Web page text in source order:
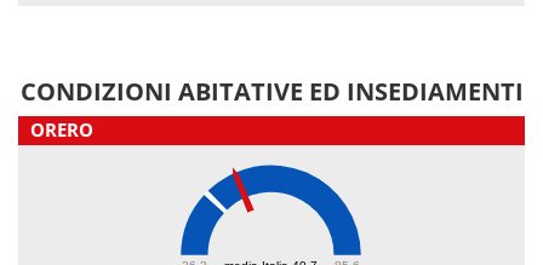
CONDIZIONI ABITATIVE ED INSEDIAMENTI
ORERO